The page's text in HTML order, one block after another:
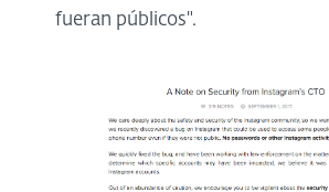
fueran públicos".